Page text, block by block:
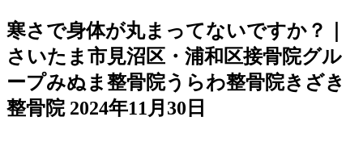
寒さで身体が丸まってないですか？｜
さいたま市見沼区・浦和区接骨院グル
ープみぬま整骨院うらわ整骨院きざき
整骨院 2024年11月30日